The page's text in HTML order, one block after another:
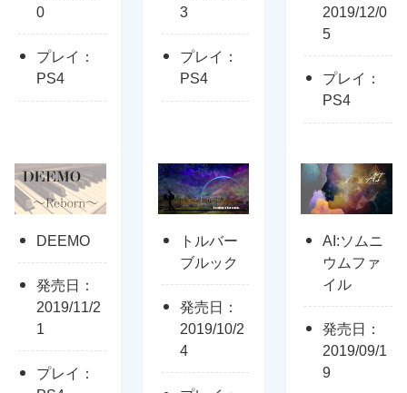
0
プレイ：
PS4
3
プレイ：
PS4
2019/12/0
5
プレイ：
PS4
DEEMO
発売日：
2019/11/2
1
プレイ：
トルバー
ブルック
発売日：
2019/10/2
4
AI:ソムニ
ウムファ
イル
発売日：
2019/09/1
9